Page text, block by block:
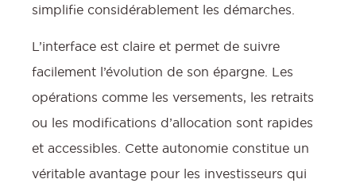
simplifie considérablement les démarches.
L’interface est claire et permet de suivre
facilement l’évolution de son épargne. Les
opérations comme les versements, les retraits
ou les modifications d’allocation sont rapides
et accessibles. Cette autonomie constitue un
véritable avantage pour les investisseurs qui